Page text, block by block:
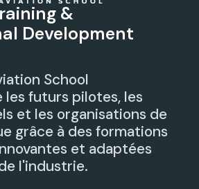
&
Development
School
les futurs pilotes, les
et les organisations de
grâce à des formations
et adaptées
l'industrie.